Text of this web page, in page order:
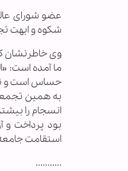
عضو شورای
شکوه و ابهت
وی خاطرنشان
ما آمده است:
حساس است و
به همین
انسجام را
بود پرداخت و
استقامت جامعه
...........